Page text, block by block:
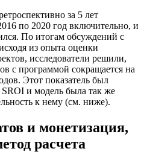
за 5 лет
по 2020 год включительно, и
По итогам обсуждений с
из опыта оценки
исследователи решили,
с программой сокращается на
Этот показатель был
и модель была так же
к нему (см. ниже).
и монетизация,
расчета